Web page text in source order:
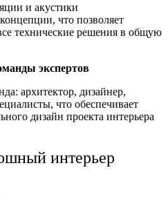
и акустики
что позволяет
технические решения в общую
экспертов
архитектор, дизайнер,
что обеспечивает
дизайн проекта интерьера
интерьер